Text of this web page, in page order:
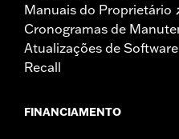
Manuais do Proprietário
Cronogramas de
Atualizações de Software
Recall
FINANCIAMENTO